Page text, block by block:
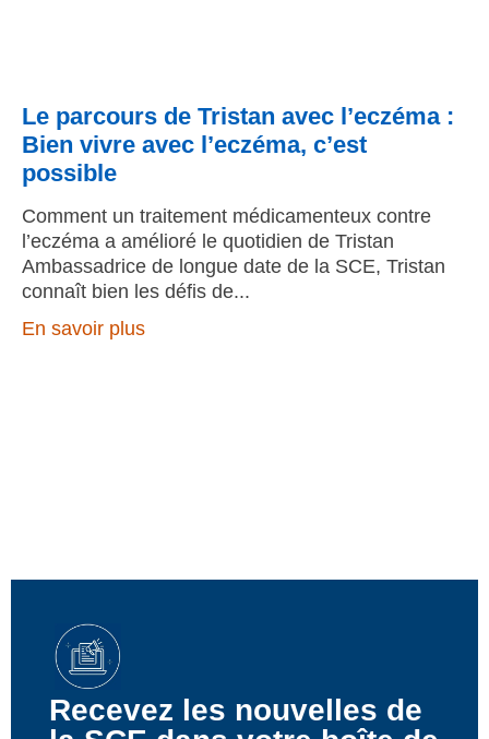
Le parcours de Tristan avec l’eczéma :
Bien vivre avec l’eczéma, c’est
possible
Comment un traitement médicamenteux contre
l’eczéma a amélioré le quotidien de Tristan
Ambassadrice de longue date de la SCE, Tristan
connaît bien les défis de
En savoir plus
Recevez les nouvelles de